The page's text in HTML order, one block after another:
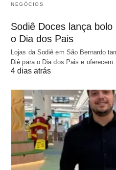
NEGÓCIOS
Sodiê Doces lança
o Dia dos Pais
Lojas da Sodiê em São Bernardo
Diê para o Dia dos Pais e
4 dias atrás